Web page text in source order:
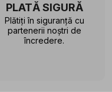
PLATĂ SIGURĂ
Plătiți în siguranță cu
partenerii noștri de
încredere.